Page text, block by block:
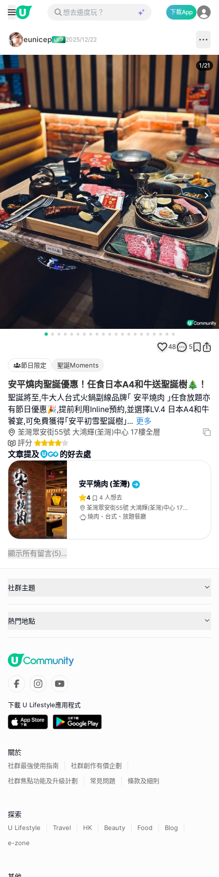
下載App
eunicep 2025/12/22
1/21
48 5
節日限定 聖誕Moments
安平燒肉聖誕優惠！任食日本A4和牛送聖誕樹🎄！
聖誕將至,牛大人台式火鍋副線品牌｢ 安平燒肉 ｣任食放題亦
有節日優惠🎉,提前利用Inline預約,並選擇LV.4 日本A4和牛
饕宴,可免費獲得｢安平初雪聖誕樹｣... 更多
荃灣眾安街55號 大鴻輝(荃灣)中心 17樓全層
評分
文章提及 的好去處
安平燒肉 (荃灣)
4 4 人想去
荃灣眾安街55號 大鴻輝(荃灣)中心 17樓
全層
燒肉、台式、放題餐廳
顯示所有留言(5)...
社群主題
熱門地點
下載 U Lifestyle應用程式
關於
社群最強使用指南
社群創作有價企劃
社群焦點功能及升級計劃
常見問題 條款及細則
探索
U Lifestyle Travel HK Beauty Food
Blog
e-zone